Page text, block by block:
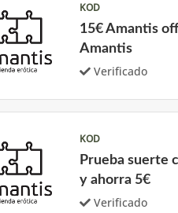
KOD
15€ Amantis
Amantis
Verificado
KOD
Prueba suerte
y ahorra 5€
Verificado